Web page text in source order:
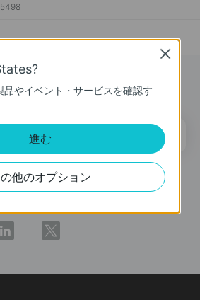
ァー
登録
ディア
品やイベント・サービスを確認す
進む
他のオプション
Close